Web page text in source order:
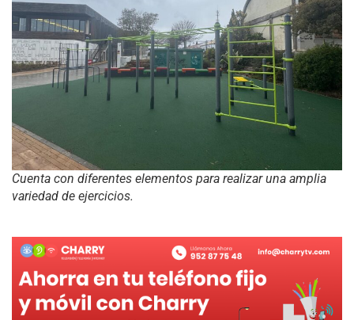
Cuenta con diferentes elementos para realizar una amplia
variedad de ejercicios.